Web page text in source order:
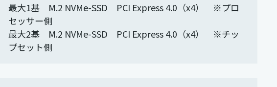
最大1基 M.2 NVMe-SSD PCI Express 4.0（x4） ※プロ
セッサー側
最大2基 M.2 NVMe-SSD PCI Express 4.0（x4） ※チッ
プセット側